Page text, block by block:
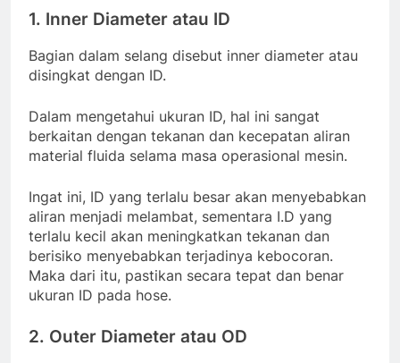
1. Inner Diameter atau ID
Bagian dalam selang disebut inner diameter atau
disingkat dengan ID.
Dalam mengetahui ukuran ID, hal ini sangat
berkaitan dengan tekanan dan kecepatan aliran
material fluida selama masa operasional mesin.
Ingat ini, ID yang terlalu besar akan menyebabkan
aliran menjadi melambat, sementara I.D yang
terlalu kecil akan meningkatkan tekanan dan
berisiko menyebabkan terjadinya kebocoran.
Maka dari itu, pastikan secara tepat dan benar
ukuran ID pada hose.
2. Outer Diameter atau OD